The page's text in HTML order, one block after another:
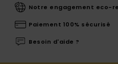
Notre engagement eco-
Paiement 100% sécurisé
Besoin d'aide ?